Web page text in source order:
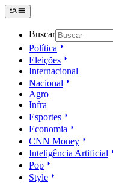
Buscar
Política
Eleições
Internacional
Nacional
Agro
Infra
Esportes
Economia
CNN Money
Inteligência Artificial
Pop
Style